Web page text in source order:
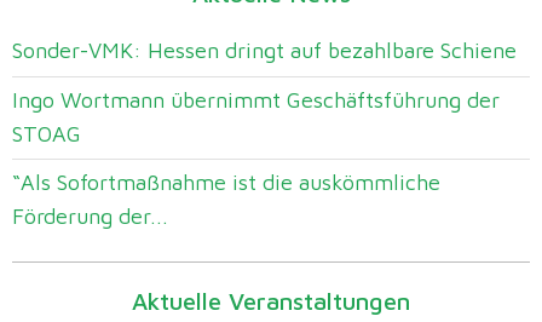
Sonder-VMK: Hessen dringt auf bezahlbare Schiene
Ingo Wortmann übernimmt Geschäftsführung der
STOAG
“Als Sofortmaßnahme ist die auskömmliche
Förderung der...
Aktuelle Veranstaltungen